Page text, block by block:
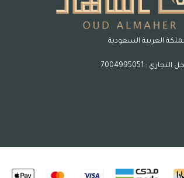
العربية السعودية
: 7004995051